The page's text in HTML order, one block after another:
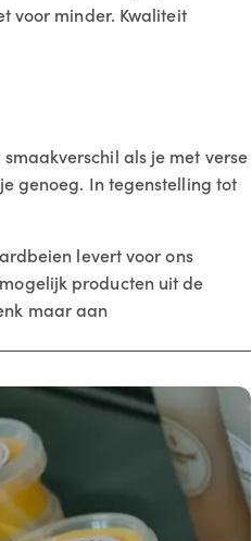
voor minder. Kwaliteit
als je met verse
genoeg. In tegenstelling tot
levert voor ons
producten uit de
maar aan